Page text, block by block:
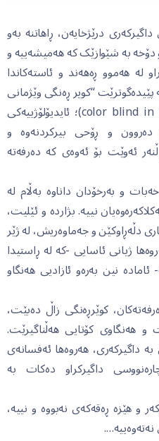
درێژخایەن، ڕاهاتنە بەو
دۆخە بە شێوازێک کە هەمیشەییە و
لە هەموو ڕەهەند و ئاستەکاندا
“کویر ڕەنگی وێژمانی
نەتەوەیی” (color blind in national discourse)؛ ئایدیۆلۆژییەکی
و ڕۆحی بیرکردنەوە و
ئەوێت بۆ ئەوەی کە دەرفەتە
و بەرخۆدان داناوە بەڵام لە
نییە. بژاردە و ئێلیت،
دڵەڕاوکێن و جەماوەریش، لە ژێر
ژیانی ئاسایی -کە لە ڕاستیدا
نین بەرەو ئازادیی هەنگاو
کوێرڕەنگی زاڵ دەبێت،
و هەنگاوی کۆتایی هەڵناگیرێت.
داگیرکەری، هەروەها ئەفسانەی
داگیرکراو دەکات بە
و هێزە ڕەقەکەی نەبووە و نییە،